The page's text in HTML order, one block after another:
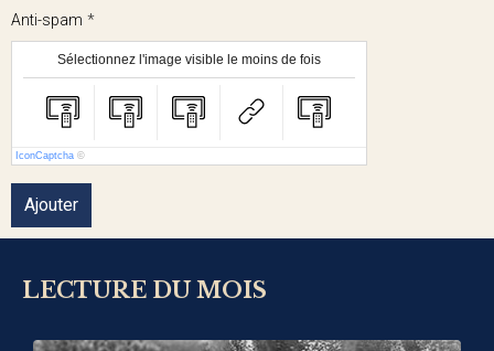
Anti-spam
Sélectionnez l'image visible le moins de fois
IconCaptcha ©
Ajouter
LECTURE DU MOIS